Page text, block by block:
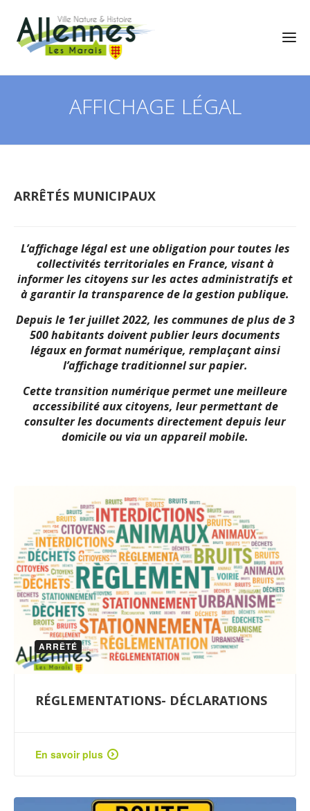
AFFICHAGE LÉGAL
ARRÊTÉS MUNICIPAUX
L’affichage légal est une obligation pour toutes les
collectivités territoriales en France, visant à
informer les citoyens sur les actes administratifs et
à garantir la transparence de la gestion publique.
Depuis le 1er juillet 2022, les communes de plus de 3
500 habitants doivent publier leurs documents
légaux en format numérique, remplaçant ainsi
l’affichage traditionnel sur papier.
Cette transition numérique permet une meilleure
accessibilité aux citoyens, leur permettant de
consulter les documents directement depuis leur
domicile ou via un appareil mobile.
ARRÊTÉ
RÉGLEMENTATIONS- DÉCLARATIONS
En savoir plus